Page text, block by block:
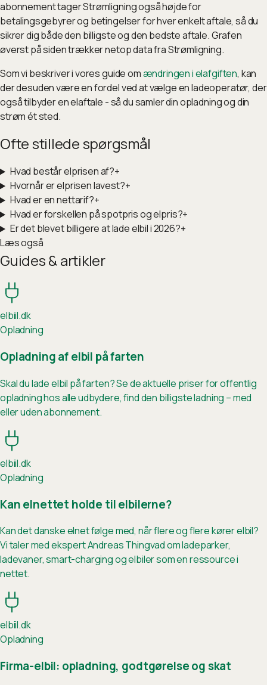
abonnement tager Strømligning også højde for
betalingsgebyrer og betingelser for hver enkelt aftale, så du
sikrer dig både den billigste og den bedste aftale. Grafen
øverst på siden trækker netop data fra Strømligning.
Som vi beskriver i vores guide omændringen i elafgiften, kan
der desuden være en fordel ved at vælge en ladeoperatør, der
også tilbyder en elaftale - så du samler din opladning og din
strøm ét sted.
Ofte stillede spørgsmål
Hvad består elprisen af?+
Hvornår er elprisen lavest?+
Hvad er en nettarif?+
Hvad er forskellen på spotpris og elpris?+
Er det blevet billigere at lade elbil i 2026?+
Læs også
Guides & artikler
elbiil.dk
Opladning
Opladning af elbil på farten
Skal du lade elbil på farten? Se de aktuelle priser for offentlig
opladning hos alle udbydere, find den billigste ladning – med
eller uden abonnement.
elbiil.dk
Opladning
Kan elnettet holde til elbilerne?
Kan det danske elnet følge med, når flere og flere kører elbil?
Vi taler med ekspert Andreas Thingvad om ladeparker,
ladevaner, smart-charging og elbiler som en ressource i
nettet.
elbiil.dk
Opladning
Firma-elbil: opladning, godtgørelse og skat